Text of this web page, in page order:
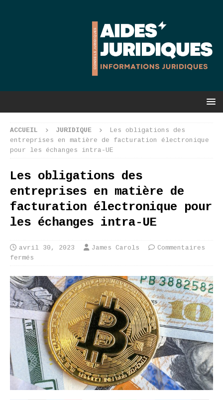
ACCUEIL JURIDIQUE
Les obligations des
entreprises en matière de facturation électronique
pour les échanges intra-UE
Les obligations des
entreprises en matière de
facturation électronique pour
les échanges intra-UE
avril 30, 2023 James Carols
Commentaires
fermés